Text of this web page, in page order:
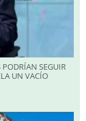
PODRÍAN SEGUIR
UN VACÍO